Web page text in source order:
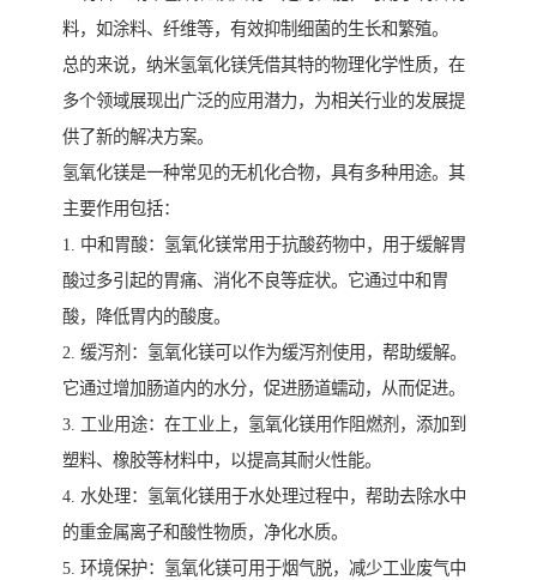
料，如涂料、纤维等，有效抑制细菌的生长和繁殖。
总的来说，纳米氢氧化镁凭借其特的物理化学性质，在
多个领域展现出广泛的应用潜力，为相关行业的发展提
供了新的解决方案。
氢氧化镁是一种常见的无机化合物，具有多种用途。其
主要作用包括：
1. 中和胃酸：氢氧化镁常用于抗酸药物中，用于缓解胃
酸过多引起的胃痛、消化不良等症状。它通过中和胃
酸，降低胃内的酸度。
2. 缓泻剂：氢氧化镁可以作为缓泻剂使用，帮助缓解。
它通过增加肠道内的水分，促进肠道蠕动，从而促进。
3. 工业用途：在工业上，氢氧化镁用作阻燃剂，添加到
塑料、橡胶等材料中，以提高其耐火性能。
4. 水处理：氢氧化镁用于水处理过程中，帮助去除水中
的重金属离子和酸性物质，净化水质。
5. 环境保护：氢氧化镁可用于烟气脱，减少工业废气中